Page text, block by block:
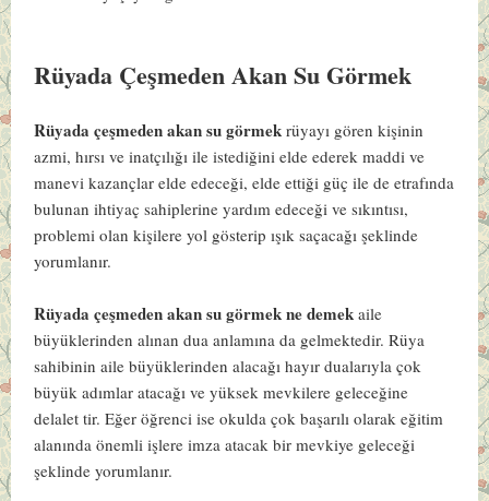
Rüyada Çeşmeden Akan Su Görmek
Rüyada çeşmeden akan su görmek rüyayı gören kişinin
azmi, hırsı ve inatçılığı ile istediğini elde ederek maddi ve
manevi kazançlar elde edeceği, elde ettiği güç ile de etrafında
bulunan ihtiyaç sahiplerine yardım edeceği ve sıkıntısı,
problemi olan kişilere yol gösterip ışık saçacağı şeklinde
yorumlanır.
Rüyada çeşmeden akan su görmek ne demekaile
büyüklerinden alınan dua anlamına da gelmektedir. Rüya
sahibinin aile büyüklerinden alacağı hayır dualarıyla çok
büyük adımlar atacağı ve yüksek mevkilere geleceğine
delalet tir. Eğer öğrenci ise okulda çok başarılı olarak eğitim
alanında önemli işlere imza atacak bir mevkiye geleceği
şeklinde yorumlanır.